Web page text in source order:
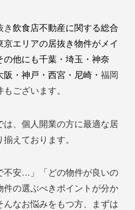
き 飲食店不動産に関する総合
エリアの居抜き物件がメイ
の他にも千葉・埼玉・神奈
・神戸・西宮・尼崎・ 福岡
ございます。
は、個人開業の方に最適な居
えております。
不安…」「どの物件が良いの
件の選ぶべきポイントが分か
んなお悩みをもつ方、まずは